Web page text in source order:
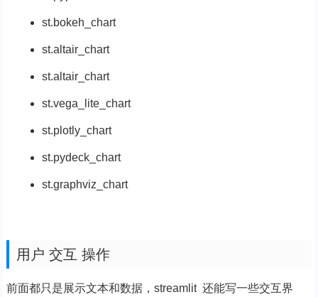
st.bokeh_chart
st.altair_chart
st.altair_chart
st.vega_lite_chart
st.plotly_chart
st.pydeck_chart
st.graphviz_chart
用户 交互 操作
前面都只是展示文本和数据，streamlit 还能写一些交互界